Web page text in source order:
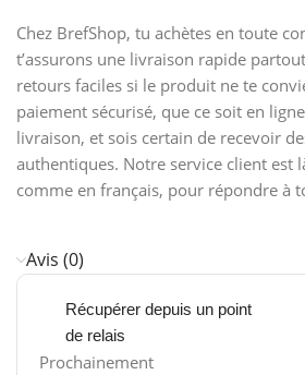
Chez BrefShop, tu achètes en toute
t’assurons une livraison rapide
retours faciles si le produit ne te
paiement sécurisé, que ce soit en
livraison, et sois certain de recevoir
authentiques. Notre service client est
comme en français, pour répondre à
Avis (0)
Récupérer depuis un point
de relais
Prochainement